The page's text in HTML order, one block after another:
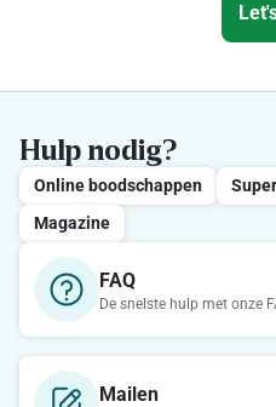
Hulp nodig?
Online boodschappen
Magazine
FAQ
De snelste hulp met onze
Mailen